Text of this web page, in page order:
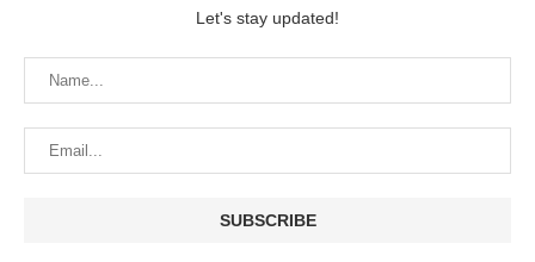
Let's stay updated!